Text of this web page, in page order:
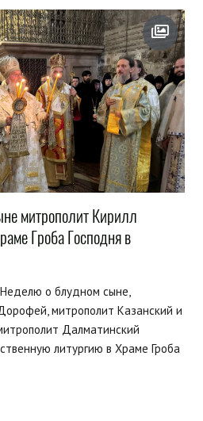
митрополит Кирилл
Гроба Господня в
о блудном сыне,
митрополит Казанский и
Далматинский
литургию в Храме Гроба